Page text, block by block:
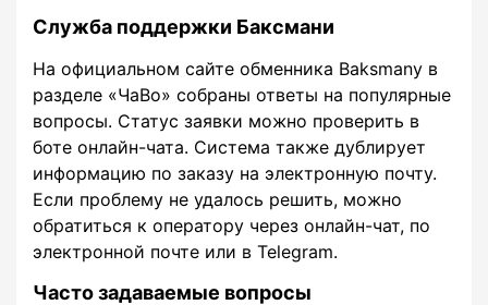
Служба поддержки Баксмани
На официальном сайте обменника Baksmany в
разделе «ЧаВо» собраны ответы на популярные
вопросы. Статус заявки можно проверить в
боте онлайн-чата. Система также дублирует
информацию по заказу на электронную почту.
Если проблему не удалось решить, можно
обратиться к оператору через онлайн-чат, по
электронной почте или в Telegram.
Часто задаваемые вопросы